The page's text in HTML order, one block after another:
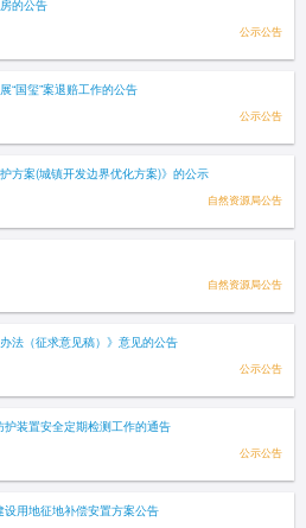
的公告
公示公告
“国玺”案退赔工作的公告
公示公告
方案(城镇开发边界优化方案)》的公示
自然资源局公告
自然资源局公告
法（征求意见稿）》意见的公告
公示公告
装置安全定期检测工作的通告
公示公告
用地征地补偿安置方案公告